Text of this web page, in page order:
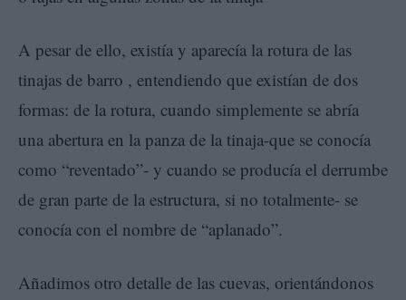
A pesar de ello, existía y aparecía la rotura de las
tinajas de barro , entendiendo que existían de dos
formas: de la rotura, cuando simplemente se abría
una abertura en la panza de la tinaja-que se conocía
como “reventado”- y cuando se producía el derrumbe
de gran parte de la estructura, si no totalmente- se
conocía con el nombre de “aplanado”.
Añadimos otro detalle de las cuevas, orientándonos